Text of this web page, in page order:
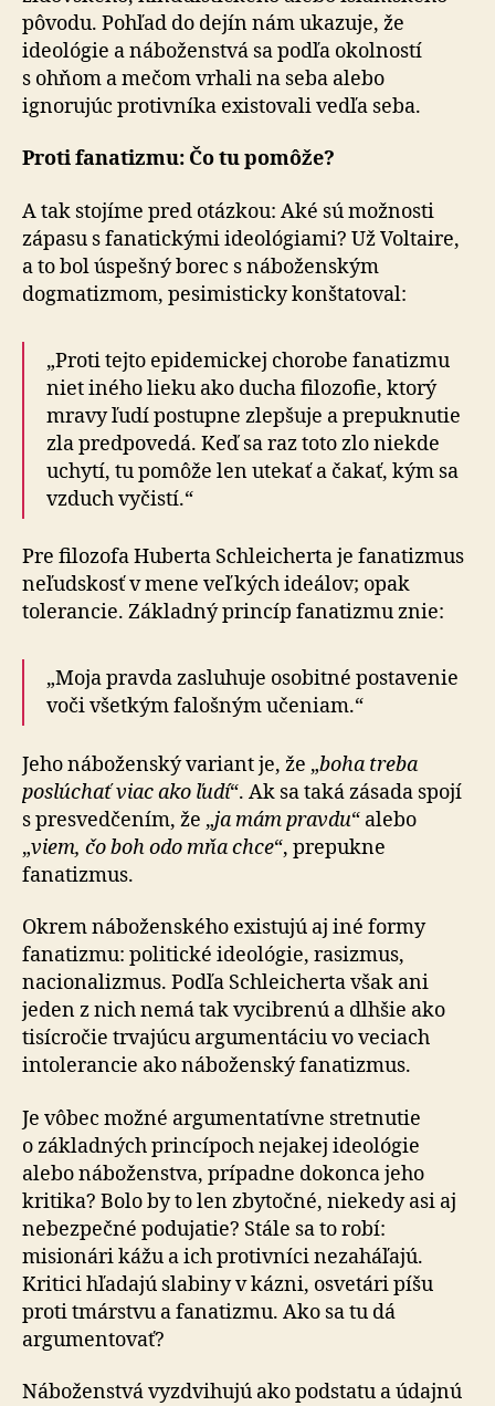
pôvodu. Pohľad do dejín nám ukazuje, že
ideológie a náboženstvá sa podľa okolností
s ohňom a mečom vrhali na seba alebo
ignorujúc protivníka existovali vedľa seba.
Proti fanatizmu: Čo tu pomôže?
A tak stojíme pred otázkou: Aké sú možnosti
zápasu s fanatickými ideológiami? Už Voltaire,
a to bol úspešný borec s náboženským
dogmatizmom, pesimisticky konštatoval:
„Proti tejto epidemickej chorobe fanatizmu
niet iného lieku ako ducha filozofie, ktorý
mravy ľudí postupne zlepšuje a prepuknutie
zla predpovedá. Keď sa raz toto zlo niekde
uchytí, tu pomôže len utekať a čakať, kým sa
vzduch vyčistí.“
Pre filozofa Huberta Schleicherta je fanatizmus
neľudskosť v mene veľkých ideálov; opak
tolerancie. Základný princíp fanatizmu znie:
„Moja pravda zasluhuje osobitné postavenie
voči všetkým falošným učeniam.“
Jeho náboženský variant je, že „boha treba
poslúchať viac ako ľudí“. Ak sa taká zásada spojí
s presvedčením, že „ja mám pravdu“ alebo
„viem, čo boh odo mňa chce“, prepukne
fanatizmus.
Okrem náboženského existujú aj iné formy
fanatizmu: politické ideológie, rasizmus,
nacionalizmus. Podľa Schleicherta však ani
jeden z nich nemá tak vycibrenú a dlhšie ako
tisícročie trvajúcu argumentáciu vo veciach
intolerancie ako náboženský fanatizmus.
Je vôbec možné argumentatívne stretnutie
o základných princípoch nejakej ideológie
alebo náboženstva, prípadne dokonca jeho
kritika? Bolo by to len zbytočné, niekedy asi aj
nebezpečné podujatie? Stále sa to robí:
misionári kážu a ich protivníci nezaháľajú.
Kritici hľadajú slabiny v kázni, osvetári píšu
proti tmárstvu a fanatizmu. Ako sa tu dá
argumentovať?
Náboženstvá vyzdvihujú ako podstatu a údajnú